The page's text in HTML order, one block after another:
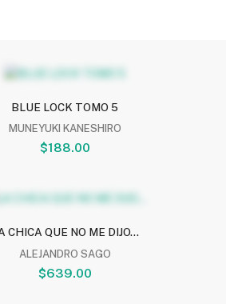
BLUE LOCK TOMO 5
MUNEYUKI KANESHIRO
$188.00
CHICA QUE NO ME DIJO...
ALEJANDRO SAGO
$639.00